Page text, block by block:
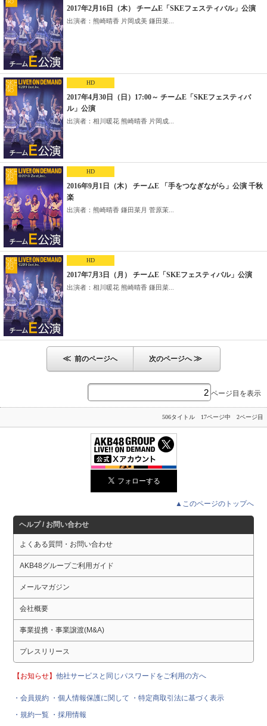
2017年2月16日（木） チームE「SKEフェスティバル」公演
出演者：熊崎晴香 片岡成美 鎌田菜...
HD
2017年4月30日（日）17:00～ チームE「SKEフェスティバ
ル」公演
出演者：相川暖花 熊崎晴香 片岡成...
HD
2016年9月1日（木） チームE 「手をつなぎながら」公演 千秋
楽
出演者：熊崎晴香 鎌田菜月 菅原茉...
HD
2017年7月3日（月） チームE「SKEフェスティバル」公演
出演者：相川暖花 熊崎晴香 鎌田菜...
≪ 前のページへ 次のページへ≫
ページ目を表示
506タイトル 17ページ中 2ページ目
▲このページのトップへ
ヘルプ / お問い合わせ
よくある質問・お問い合わせ
AKB48グループご利用ガイド
メールマガジン
会社概要
事業提携・事業譲渡(M&A)
プレスリリース
【お知らせ】他社サービスと同じパスワードをご利用の方へ
・会員規約 ・個人情報保護に関して
・特定商取引法に基づく表示
・規約一覧 ・採用情報